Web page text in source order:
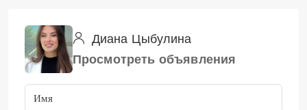
Диана Цыбулина
Просмотреть объявления